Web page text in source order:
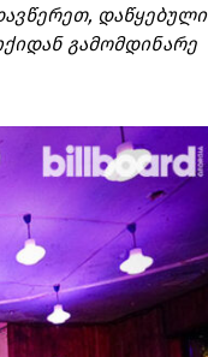
დაწყებული
გამომდინარე